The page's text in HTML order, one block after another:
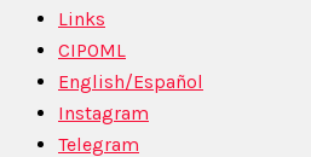
Links
CIPOML
English/Español
Instagram
Telegram